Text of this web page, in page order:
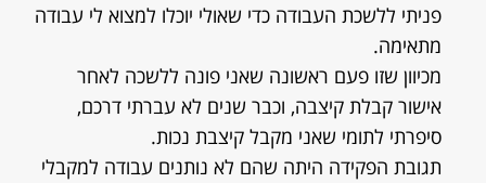
פניתי ללשכת העבודה כדי שאולי יוכלו למצוא לי עבודה
מתאימה.
מכיוון שזו פעם ראשונה שאני פונה ללשכה לאחר
אישור קבלת קיצבה, וכבר שנים לא עברתי דרכם,
סיפרתי לתומי שאני מקבל קיצבת נכות.
תגובת הפקידה היתה שהם לא נותנים עבודה למקבלי